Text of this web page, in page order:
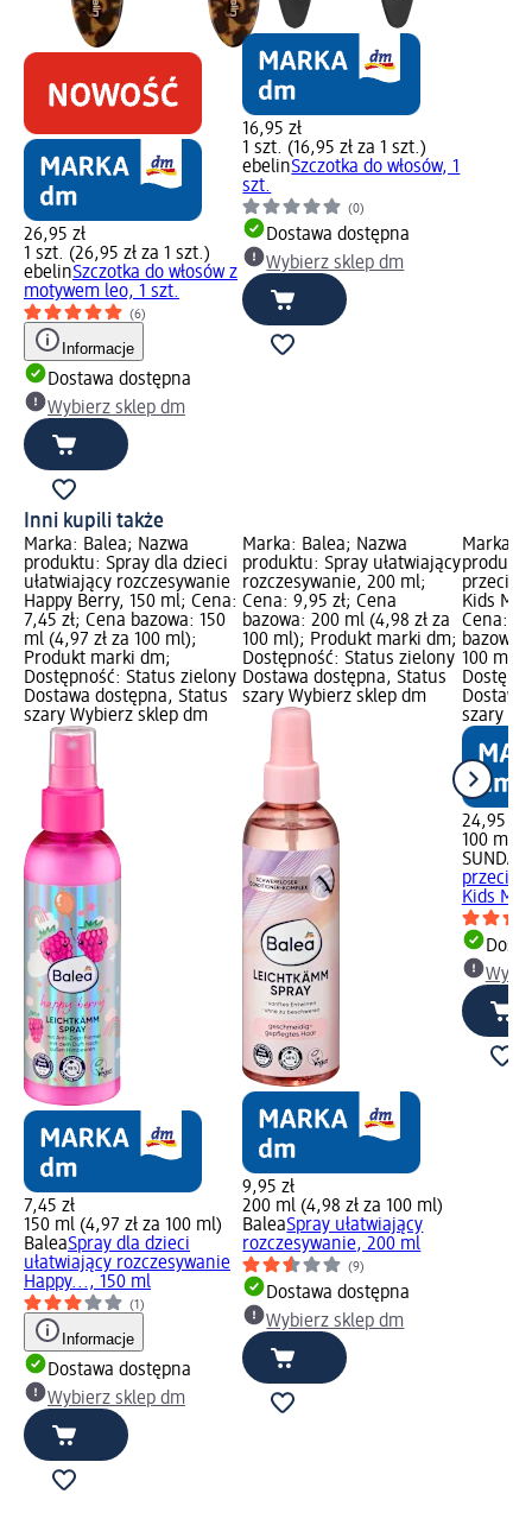
26,95 zł
1 szt. (26,95 zł za 1 szt.)
ebelinSzczotka do włosów z
motywem leo, 1 szt.
(6)
Informacje
Dostawa dostępna
Wybierz sklep dm
16,95 zł
1 szt. (16,95 zł za 1 szt.)
ebelinSzczotka do włosów, 1
szt.
(0)
Dostawa dostępna
Wybierz sklep dm
Inni kupili także
Marka: Balea; Nazwa
produktu: Spray dla dzieci
ułatwiający rozczesywanie
Happy Berry, 150 ml; Cena:
7,45 zł; Cena bazowa: 150
ml (4,97 zł za 100 ml);
Produkt marki dm;
Dostępność: Status zielony
Dostawa dostępna, Status
szary Wybierz sklep dm
7,45 zł
150 ml (4,97 zł za 100 ml)
BaleaSpray dla dzieci
ułatwiający rozczesywanie
Happy..., 150 ml
(1)
Informacje
Dostawa dostępna
Wybierz sklep dm
Marka: Balea; Nazwa
produktu: Spray ułatwiający
rozczesywanie, 200 ml;
Cena: 9,95 zł; Cena
bazowa: 200 ml (4,98 zł za
100 ml); Produkt marki dm;
Dostępność: Status zielony
Dostawa dostępna, Status
szary Wybierz sklep dm
9,95 zł
200 ml (4,98 zł za 100 ml)
BaleaSpray ułatwiający
rozczesywanie, 200 ml
(9)
Dostawa dostępna
Wybierz sklep dm
Marka:
Kids
Cena:
bazowa:
100 ml);
szary
24,95 zł
100 ml
Kids